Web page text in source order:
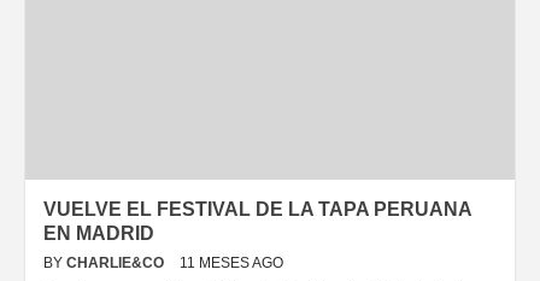
VUELVE EL FESTIVAL DE LA TAPA PERUANA
EN MADRID
BY CHARLIE&CO 11 MESES AGO